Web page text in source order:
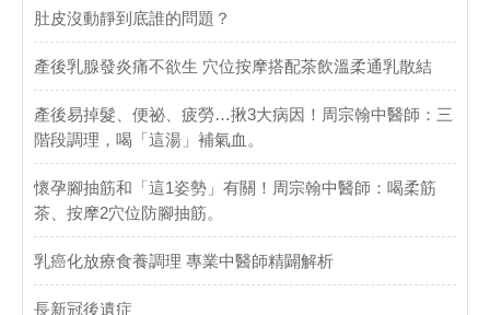
肚皮沒動靜到底誰的問題？
產後乳腺發炎痛不欲生 穴位按摩搭配茶飲溫柔通乳散結
產後易掉髮、便祕、疲勞…揪3大病因！周宗翰中醫師：三
階段調理，喝「這湯」補氣血。
懷孕腳抽筋和「這1姿勢」有關！周宗翰中醫師：喝柔筋
茶、按摩2穴位防腳抽筋。
乳癌化放療食養調理 專業中醫師精闢解析
長新冠後遺症